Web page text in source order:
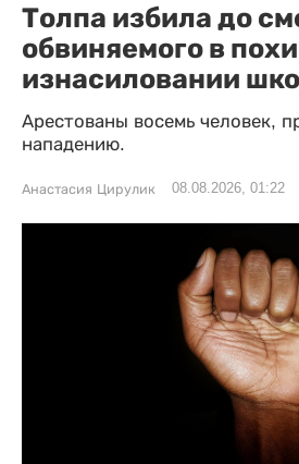
Толпа избила до
обвиняемого в
изнасиловании
Арестованы восемь человек,
нападению.
Анастасия Цирулик 08.08.2026, 01:22